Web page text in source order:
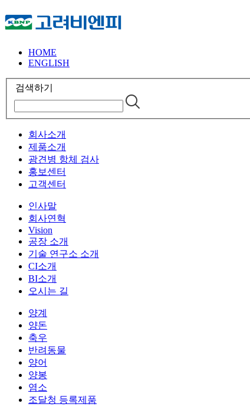
HOME
ENGLISH
검색하기
회사소개
제품소개
광견병 항체 검사
홍보센터
고객센터
인사말
회사연혁
Vision
공장 소개
기술 연구소 소개
CI소개
BI소개
오시는 길
양계
양돈
축우
반려동물
양어
양봉
염소
조달청 등록제품